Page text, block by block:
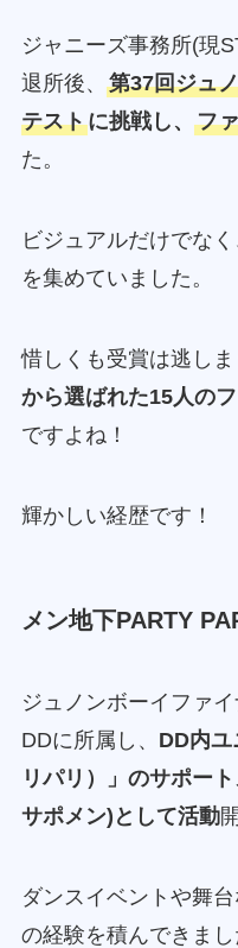
ジャニーズ事務所(現
退所後、 第37回ジュ
テストに挑戦し、 フ
た。
ビジュアルだけでな
を集めていました。
惜しくも受賞は逃しま
から選ばれた15人の
ですよね！
輝かしい経歴です！
メン地下PARTY
ジュノンボーイファ
DDに所属し、 DD内
リパリ）」のサポー
サポメン)として活動
ダンスイベントや舞
の経験を積んできまし